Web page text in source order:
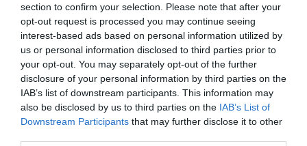
section to confirm your selection. Please note that after your
opt-out request is processed you may continue seeing
interest-based ads based on personal information utilized by
us or personal information disclosed to third parties prior to
your opt-out. You may separately opt-out of the further
disclosure of your personal information by third parties on the
IAB’s list of downstream participants. This information may
also be disclosed by us to third parties on the IAB’s List of
Downstream Participants that may further disclose it to other
cómo explicarlo. Lo admiro mucho, por lo que ha
conseguido y como persona. Es una persona con la que se
puede hablar de lo que quieras, una persona top».
Leer el artículo completo
Homepage
Sport
Carmona, tras su renovación con el Sevilla: «Puede ser el día más
feliz de mi vida»